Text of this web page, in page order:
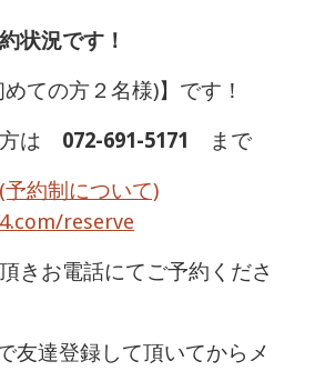
状況です！
ての方２名様)】です！
方は 072-691-5171 まで
予約制について)
reserve
きお電話にてご予約くださ
友達登録して頂いてからメ